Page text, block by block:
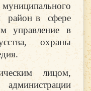
район в сфере
управление в
охраны
лицом,